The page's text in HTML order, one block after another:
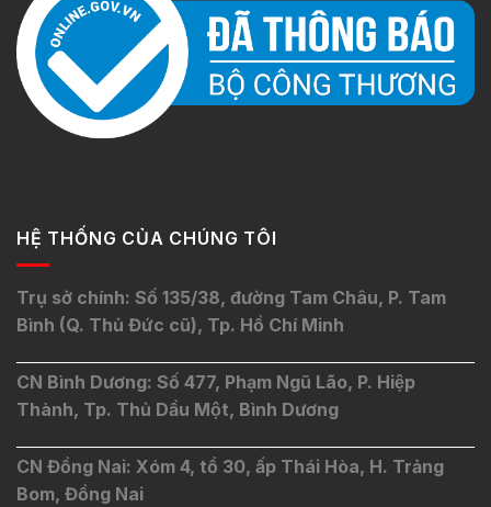
HỆ THỐNG CỦA CHÚNG TÔI
Trụ sở chính: Số 135/38, đường Tam Châu, P. Tam
Bình (Q. Thủ Đức cũ), Tp. Hồ Chí Minh
CN Bình Dương: Số 477, Phạm Ngũ Lão, P. Hiệp
Thành, Tp. Thủ Dầu Một, Bình Dương
CN Đồng Nai: Xóm 4, tổ 30, ấp Thái Hòa, H. Trảng
Bom, Đồng Nai